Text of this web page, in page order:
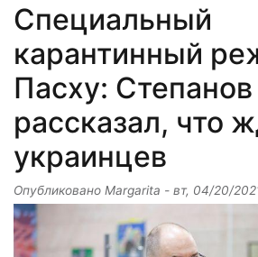
Специальный
карантинный
Пасху: Степанов
рассказал, что
украинцев
Опубликовано Margarita - вт, 04/20/